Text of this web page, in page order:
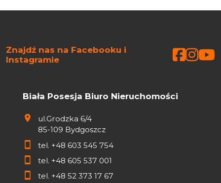
Znajdź nas na Facebooku i
Instagramie
Biała Posesja Biuro Nieruchomości
ul.Grodzka 6/4
85-109 Bydgoszcz
tel. +48 603 545 754
tel. +48 605 537 001
tel. +48 52 373 17 67